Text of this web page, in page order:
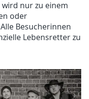
wird nur zu einem
oder
Besucherinnen
Lebensretter zu